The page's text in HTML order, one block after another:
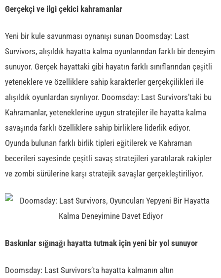
Gerçekçi ve ilgi çekici kahramanlar
Yeni bir kule savunması oynanışı sunan Doomsday: Last
Survivors, alışıldık hayatta kalma oyunlarından farklı bir deneyim
sunuyor. Gerçek hayattaki gibi hayatın farklı sınıflarından çeşitli
yeteneklere ve özelliklere sahip karakterler gerçekçilikleri ile
alışıldık oyunlardan sıyrılıyor. Doomsday: Last Survivors’taki bu
Kahramanlar, yeteneklerine uygun stratejiler ile hayatta kalma
savaşında farklı özelliklere sahip birliklere liderlik ediyor.
Oyunda bulunan farklı birlik tipleri eğitilerek ve Kahraman
becerileri sayesinde çeşitli savaş stratejileri yaratılarak rakipler
ve zombi sürülerine karşı stratejik savaşlar gerçekleştiriliyor.
Baskınlar sığınağı hayatta tutmak için yeni bir yol sunuyor
Doomsday: Last Survivors’ta hayatta kalmanın altın